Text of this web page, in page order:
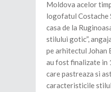
Moldova acelor
logofatul Costache
casa de la
stilului gotic”,
pe arhitectul Johan
au fost finalizate in
care pastreaza si
caracteristicile